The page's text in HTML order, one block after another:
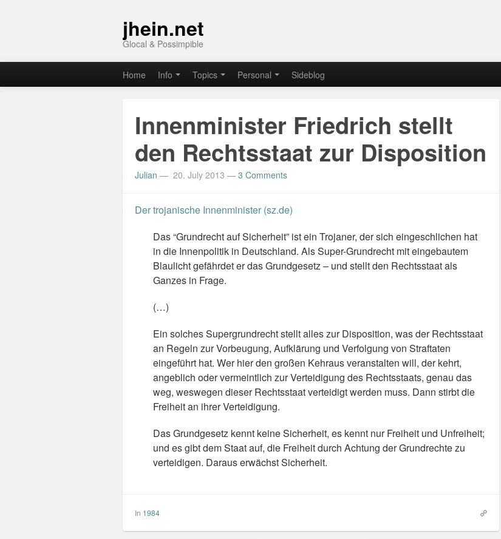
jhein.net
Glocal & Possimpible
Home Info Topics Personal Sideblog
Innenminister Friedrich stellt
den Rechtsstaat zur Disposition
Julian — 20. July 2013 — 3 Comments
Der trojanische Innenminister (sz.de)
Das “Grundrecht auf Sicherheit” ist ein Trojaner, der sich eingeschlichen hat
in die Innenpolitik in Deutschland. Als Super-Grundrecht mit eingebautem
Blaulicht gefährdet er das Grundgesetz – und stellt den Rechtsstaat als
Ganzes in Frage.
(…)
Ein solches Supergrundrecht stellt alles zur Disposition, was der Rechtsstaat
an Regeln zur Vorbeugung, Aufklärung und Verfolgung von Straftaten
eingeführt hat. Wer hier den großen Kehraus veranstalten will, der kehrt,
angeblich oder vermeintlich zur Verteidigung des Rechtsstaats, genau das
weg, weswegen dieser Rechtsstaat verteidigt werden muss. Dann stirbt die
Freiheit an ihrer Verteidigung.
Das Grundgesetz kennt keine Sicherheit, es kennt nur Freiheit und Unfreiheit;
und es gibt dem Staat auf, die Freiheit durch Achtung der Grundrechte zu
verteidigen. Daraus erwächst Sicherheit.
In 1984